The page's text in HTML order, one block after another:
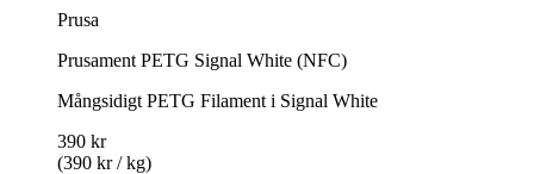
Prusa
Prusament PETG Signal White (NFC)
Mångsidigt PETG Filament i Signal White
390 kr
(390 kr / kg)